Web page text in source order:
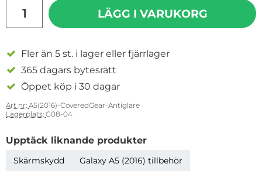
LÄGG I VARUKORG
Fler än 5 st. i lager eller fjärrlager
365 dagars bytesrätt
Öppet köp i 30 dagar
Art nr: A5(2016)-CoveredGear-Antiglare
Lagerplats: G08-04
Upptäck liknande produkter
Skärmskydd Galaxy A5 (2016) tillbehör